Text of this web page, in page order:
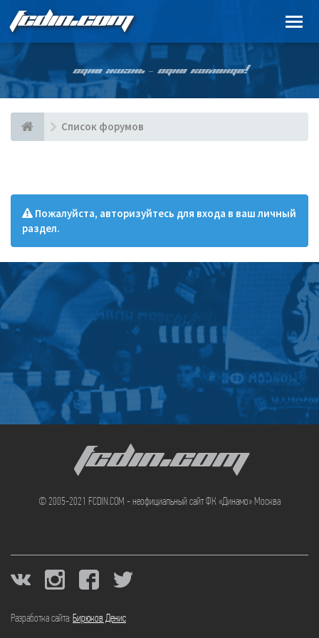
FCDIN.COM
ОДНА ЖИЗНЬ – ОДНА КОМАНДА!
Список форумов
Пожалуйста, авторизуйтесь для входа в ваш личный
раздел.
FCDIN.COM
© 2005-2021 FCDIN.COM - неофициальный сайт ФК «Динамо» Москва
Разработка сайта: Бирюков Денис